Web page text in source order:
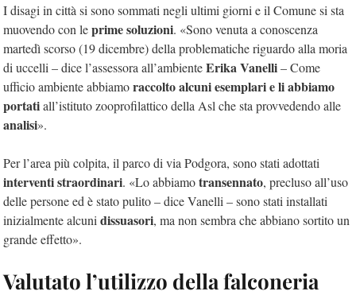
I disagi in città si sono sommati negli ultimi giorni e il Comune si sta
muovendo con leprime soluzioni. «Sono venuta a conoscenza
martedì scorso (19 dicembre) della problematiche riguardo alla moria
di uccelli – dice l’assessora all’ambienteErika Vanelli– Come
ufficio ambiente abbiamoraccolto alcuni esemplari e li abbiamo
portatiall’istituto zooprofilattico della Asl che sta provvedendo alle
analisi».
Per l’area più colpita, il parco di via Podgora, sono stati adottati
interventi straordinari. «Lo abbiamotransennato, precluso all’uso
delle persone ed è stato pulito – dice Vanelli – sono stati installati
inizialmente alcuni dissuasori, ma non sembra che abbiano sortito un
grande effetto».
Valutato l’utilizzo della falconeria